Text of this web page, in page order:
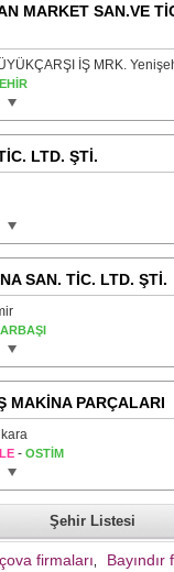
MARKET SAN.VE
İŞ MRK.
LTD. ŞTİ.
SAN. TİC. LTD. ŞTİ.
MAKİNA PARÇALARI
- OSTİM
Şehir Listesi
firmaları Bayındır